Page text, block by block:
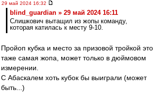
29 май 2024 16:32
blind_guardian » 29 май 2024 16:11
Слишкович вытащил из жопы команду,
которая катилась к месту 9-10.
Пройоп кубка и место за призовой тройкой это
таже самая жопа, может только в дюймовом
измерении.
С Абаскалем хоть кубок бы выиграли (может
быть...)